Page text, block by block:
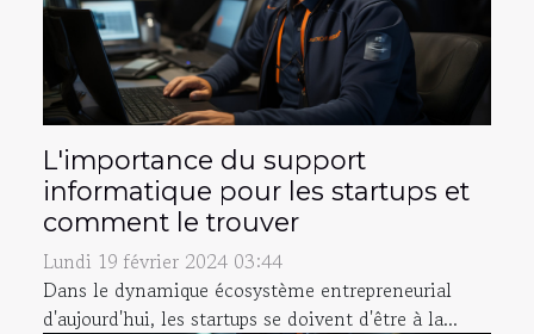
L'importance du support
informatique pour les startups et
comment le trouver
Lundi 19 février 2024 03:44
Dans le dynamique écosystème entrepreneurial
d'aujourd'hui, les startups se doivent d'être à la...